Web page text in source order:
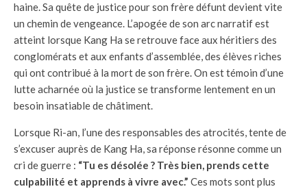
haine. Sa quête de justice pour son frère défunt devient vite
un chemin de vengeance. L’apogée de son arc narratif est
atteint lorsque Kang Ha se retrouve face aux héritiers des
conglomérats et aux enfants d’assemblée, des élèves riches
qui ont contribué à la mort de son frère. On est témoin d’une
lutte acharnée où la justice se transforme lentement en un
besoin insatiable de châtiment.
Lorsque Ri-an, l’une des responsables des atrocités, tente de
s’excuser auprès de Kang Ha, sa réponse résonne comme un
cri de guerre : “Tu es désolée ? Très bien, prends cette
culpabilité et apprends à vivre avec.” Ces mots sont plus